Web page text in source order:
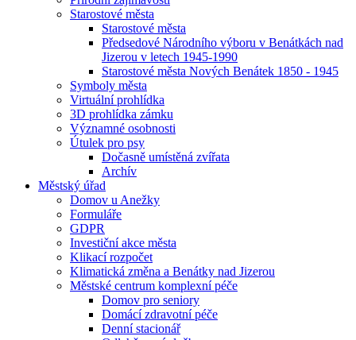
Starostové města
Starostové města
Předsedové Národního výboru v Benátkách nad
Jizerou v letech 1945-1990
Starostové města Nových Benátek 1850 - 1945
Symboly města
Virtuální prohlídka
3D prohlídka zámku
Významné osobnosti
Útulek pro psy
Dočasně umístěná zvířata
Archív
Městský úřad
Domov u Anežky
Formuláře
GDPR
Investiční akce města
Klikací rozpočet
Klimatická změna a Benátky nad Jizerou
Městské centrum komplexní péče
Domov pro seniory
Domácí zdravotní péče
Denní stacionář